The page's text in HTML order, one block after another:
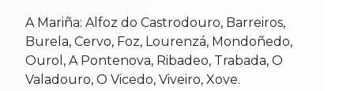
A Mariña: Alfoz do Castrodouro, Barreiros,
Burela, Cervo, Foz, Lourenzá, Mondoñedo,
Ourol, A Pontenova, Ribadeo, Trabada, O
Valadouro, O Vicedo, Viveiro, Xove.